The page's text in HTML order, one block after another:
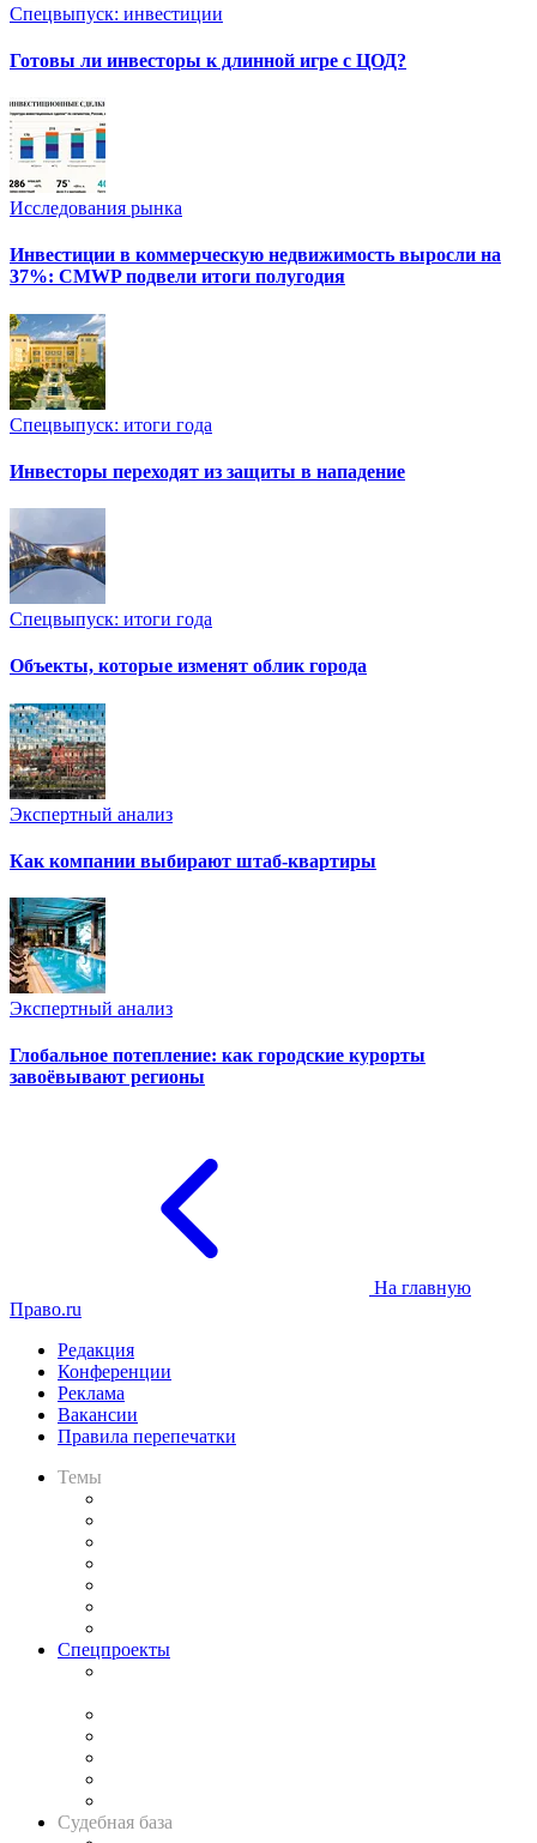
Спецвыпуск: инвестиции
Готовы ли инвесторы к длинной игре с ЦОД?
Исследования рынка
Инвестиции в коммерческую недвижимость выросли на
37%: CMWP подвели итоги полугодия
Спецвыпуск: итоги года
Инвесторы переходят из защиты в нападение
Спецвыпуск: итоги года
Объекты, которые изменят облик города
Экспертный анализ
Как компании выбирают штаб-квартиры
Экспертный анализ
Глобальное потепление: как городские курорты
завоёвывают регионы
На главную
Право.ru
Редакция
Конференции
Реклама
Вакансии
Правила перепечатки
Темы
Спецпроекты
Судебная база